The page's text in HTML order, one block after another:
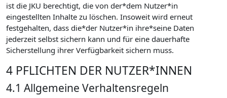
ist die JKU berechtigt, die von der*dem Nutzer*in
eingestellten Inhalte zu löschen. Insoweit wird erneut
festgehalten, dass die*der Nutzer*in ihre*seine Daten
jederzeit selbst sichern kann und für eine dauerhafte
Sicherstellung ihrer Verfügbarkeit sichern muss.
4 PFLICHTEN DER NUTZER*INNEN
4.1 Allgemeine Verhaltensregeln